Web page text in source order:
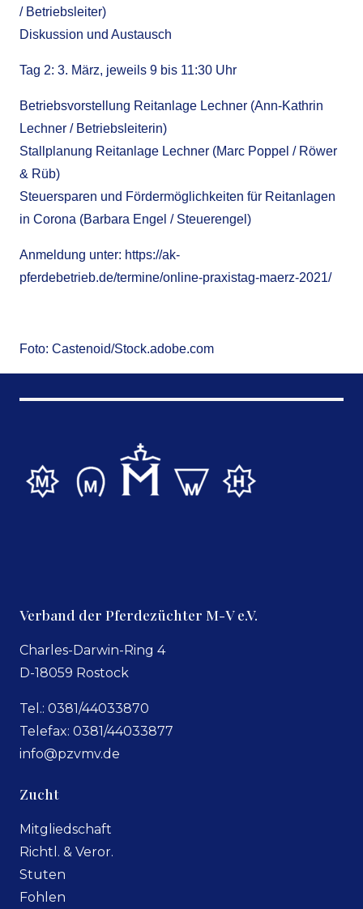
/ Betriebsleiter)
Diskussion und Austausch
Tag 2: 3. März, jeweils 9 bis 11:30 Uhr
Betriebsvorstellung Reitanlage Lechner (Ann-Kathrin
Lechner / Betriebsleiterin)
Stallplanung Reitanlage Lechner (Marc Poppel / Röwer
& Rüb)
Steuersparen und Fördermöglichkeiten für Reitanlagen
in Corona (Barbara Engel / Steuerengel)
Anmeldung unter: https://ak-
pferdebetrieb.de/termine/online-praxistag-maerz-2021/
Foto: Castenoid/Stock.adobe.com
Verband der Pferdezüchter M-V e.V.
Charles-Darwin-Ring 4
D-18059 Rostock
Tel.: 0381/44033870
Telefax: 0381/44033877
info@pzvmv.de
Zucht
Mitgliedschaft
Richtl. & Veror.
Stuten
Fohlen